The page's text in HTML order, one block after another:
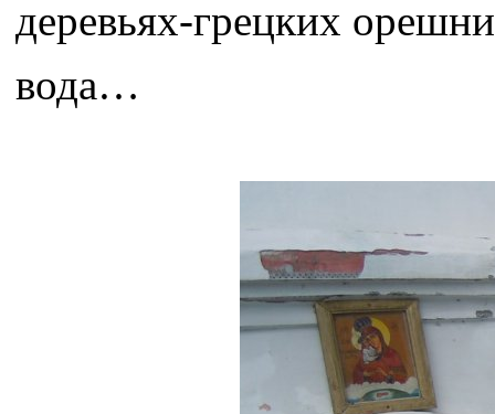
деревьях-грецких
вода…